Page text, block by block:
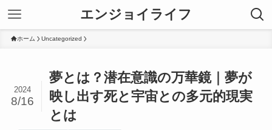
エンジョイライフ
ホーム Uncategorized
夢とは？潜在意識の万華鏡｜夢が
映し出す死と宇宙との多元的現実
とは
2024
8/16